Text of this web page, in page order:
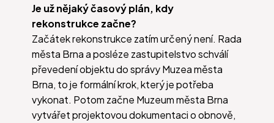
Je už nějaký časový plán, kdy
rekonstrukce začne?
Začátek rekonstrukce zatím určený není. Rada
města Brna a posléze zastupitelstvo schválí
převedení objektu do správy Muzea města
Brna, to je formální krok, který je potřeba
vykonat. Potom začne Muzeum města Brna
vytvářet projektovou dokumentaci o obnově,